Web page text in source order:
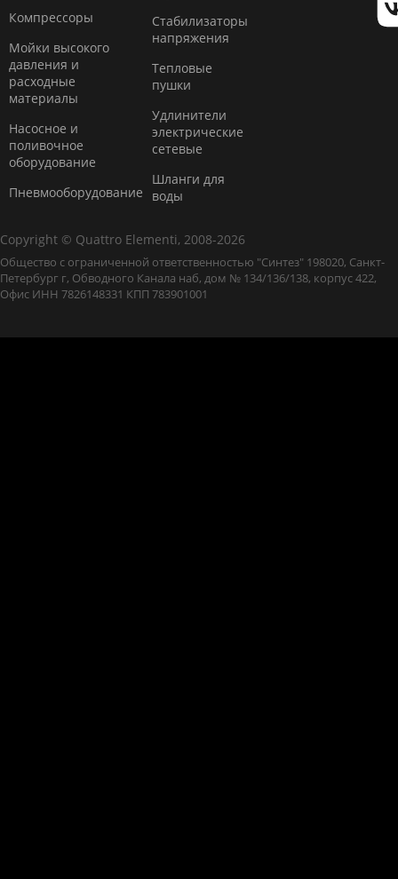
Компресcоры
Мойки высокого
давления и
расходные
материалы
Насосное и
поливочное
оборудование
Пневмооборудование
Стабилизаторы
напряжения
Тепловые
пушки
Удлинители
электрические
сетевые
Шланги для
воды
Copyright © Quattro Elementi, 2008-2026
Общество с ограниченной ответственностью "Синтез" 198020, Санкт-
Петербург г, Обводного Канала наб, дом № 134/136/138, корпус 422,
Офис ИНН 7826148331 КПП 783901001